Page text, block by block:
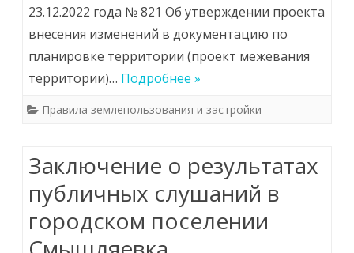
23.12.2022 года № 821 Об утверждении проекта
внесения изменений в документацию по
планировке территории (проект межевания
территории)… Подробнее »
Правила землепользования и застройки
Заключение о результатах
публичных слушаний в
городском поселении